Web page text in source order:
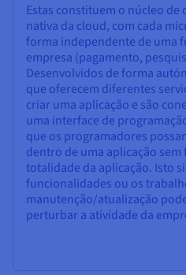
Estas constituem o núcleo
nativa da cloud, com cada
forma independente de uma
empresa (pagamento,
Desenvolvidos de forma
que oferecem diferentes
criar uma aplicação e são
uma interface de
que os programadores
dentro de uma aplicação
totalidade da aplicação. Isto
funcionalidades ou os
manutenção/atualização
perturbar a atividade da